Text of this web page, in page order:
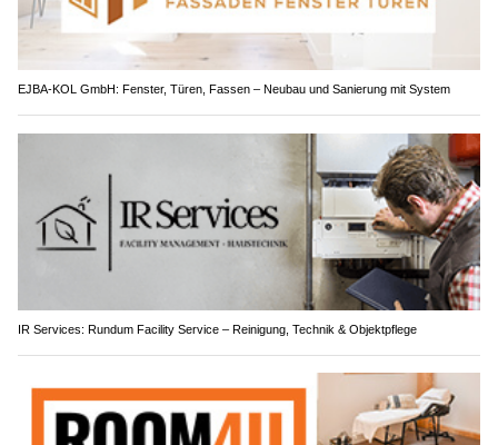
EJBA-KOL GmbH: Fenster, Türen, Fassen – Neubau und Sanierung mit System
IR Services: Rundum Facility Service – Reinigung, Technik & Objektpflege